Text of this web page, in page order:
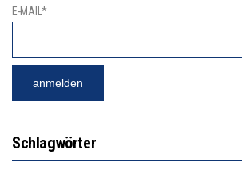
E-MAIL*
Schlagwörter